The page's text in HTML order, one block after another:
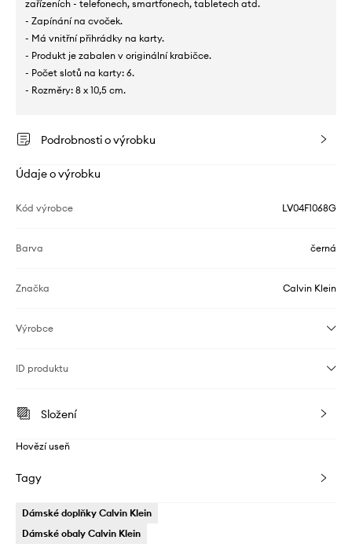
zařízeních - telefonech, smartfonech, tabletech atd.
- Zapínání na cvoček.
- Má vnitřní přihrádky na karty.
- Produkt je zabalen v originální krabičce.
- Počet slotů na karty: 6.
- Rozměry: 8 x 10,5 cm.
Podrobnosti o výrobku
Údaje o výrobku
Kód výrobce LV04F1068G
Barva černá
Značka Calvin Klein
Výrobce
ID produktu
Složení
Hovězí useň
Tagy
Dámské doplňky Calvin Klein
Dámské obaly Calvin Klein